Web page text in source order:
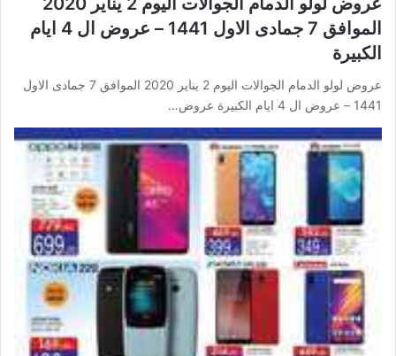
الموافق 7 جمادى الاول 1441 – عروض ال 4 ايام
الكبيرة
عروض لولو الدمام الجوالات اليوم 2 يناير 2020 الموافق 7 جمادى الاول
1441 – عروض ال 4 ايام الكبيرة عروض…